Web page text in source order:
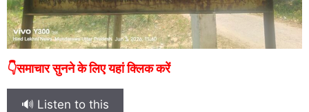
👇समाचार सुनने के लिए यहां क्लिक करें
🔊 Listen to this